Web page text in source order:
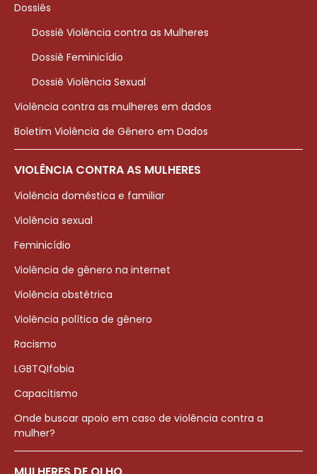
Dossiês
Dossiê Violência contra as Mulheres
Dossiê Feminicídio
Dossiê Violência Sexual
Violência contra as mulheres em dados
Boletim Violência de Gênero em Dados
VIOLÊNCIA CONTRA AS MULHERES
Violência doméstica e familiar
Violência sexual
Feminicídio
Violência de gênero na internet
Violência obstétrica
Violência política de gênero
Racismo
LGBTQIfobia
Capacitismo
Onde buscar apoio em caso de violência contra a
mulher?